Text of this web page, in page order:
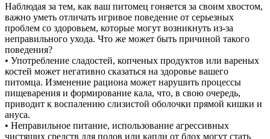
Наблюдая за тем, как ваш питомец гоняется за своим хвостом,
важно уметь отличать игривое поведение от серьезных
проблем со здоровьем, которые могут возникнуть из-за
неправильного ухода. Что же может быть причиной такого
поведения?
• Употребление сладостей, копченых продуктов или вареных
костей может негативно сказаться на здоровье вашего
питомца. Изменение рациона может нарушить процессы
пищеварения и формирование кала, что, в свою очередь,
приводит к воспалению слизистой оболочки прямой кишки и
ануса.
• Неправильное питание, использование агрессивных
чистящих средств для полов или капли от блох могут стать